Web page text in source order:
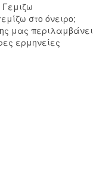
Γεμιζω
στο όνειρο;
μας περιλαμβάνει
ερμηνείες